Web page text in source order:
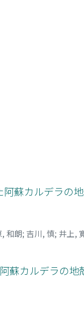
蘇カルデラの
和朗; 吉川, 慎; 井上,
蘇カルデラの地